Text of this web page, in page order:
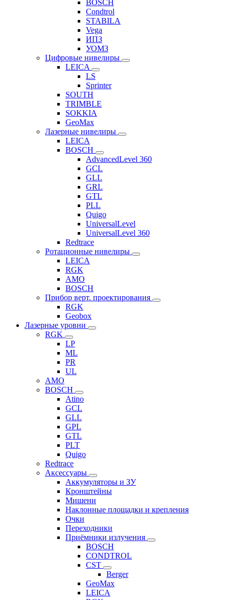
BOSCH
Condtrol
STABILA
Vega
ИПЗ
УОМЗ
Цифровые нивелиры
LEICA
LS
Sprinter
SOUTH
TRIMBLE
SOKKIA
GeoMax
Лазерные нивелиры
LEICA
BOSCH
AdvancedLevel 360
GCL
GLL
GRL
GTL
PLL
Quigo
UniversalLevel
UniversalLevel 360
Redtrace
Ротационные нивелиры
LEICA
RGK
AMO
BOSCH
Прибор верт. проектирования
RGK
Geobox
Лазерные уровни
RGK
LP
ML
PR
UL
AMO
BOSCH
Atino
GCL
GLL
GPL
GTL
PLT
Quigo
Redtrace
Аксессуары
Аккумуляторы и ЗУ
Кронштейны
Мишени
Наклонные площадки и крепления
Очки
Переходники
Приёмники излучения
BOSCH
CONDTROL
CST
Berger
GeoMax
LEICA